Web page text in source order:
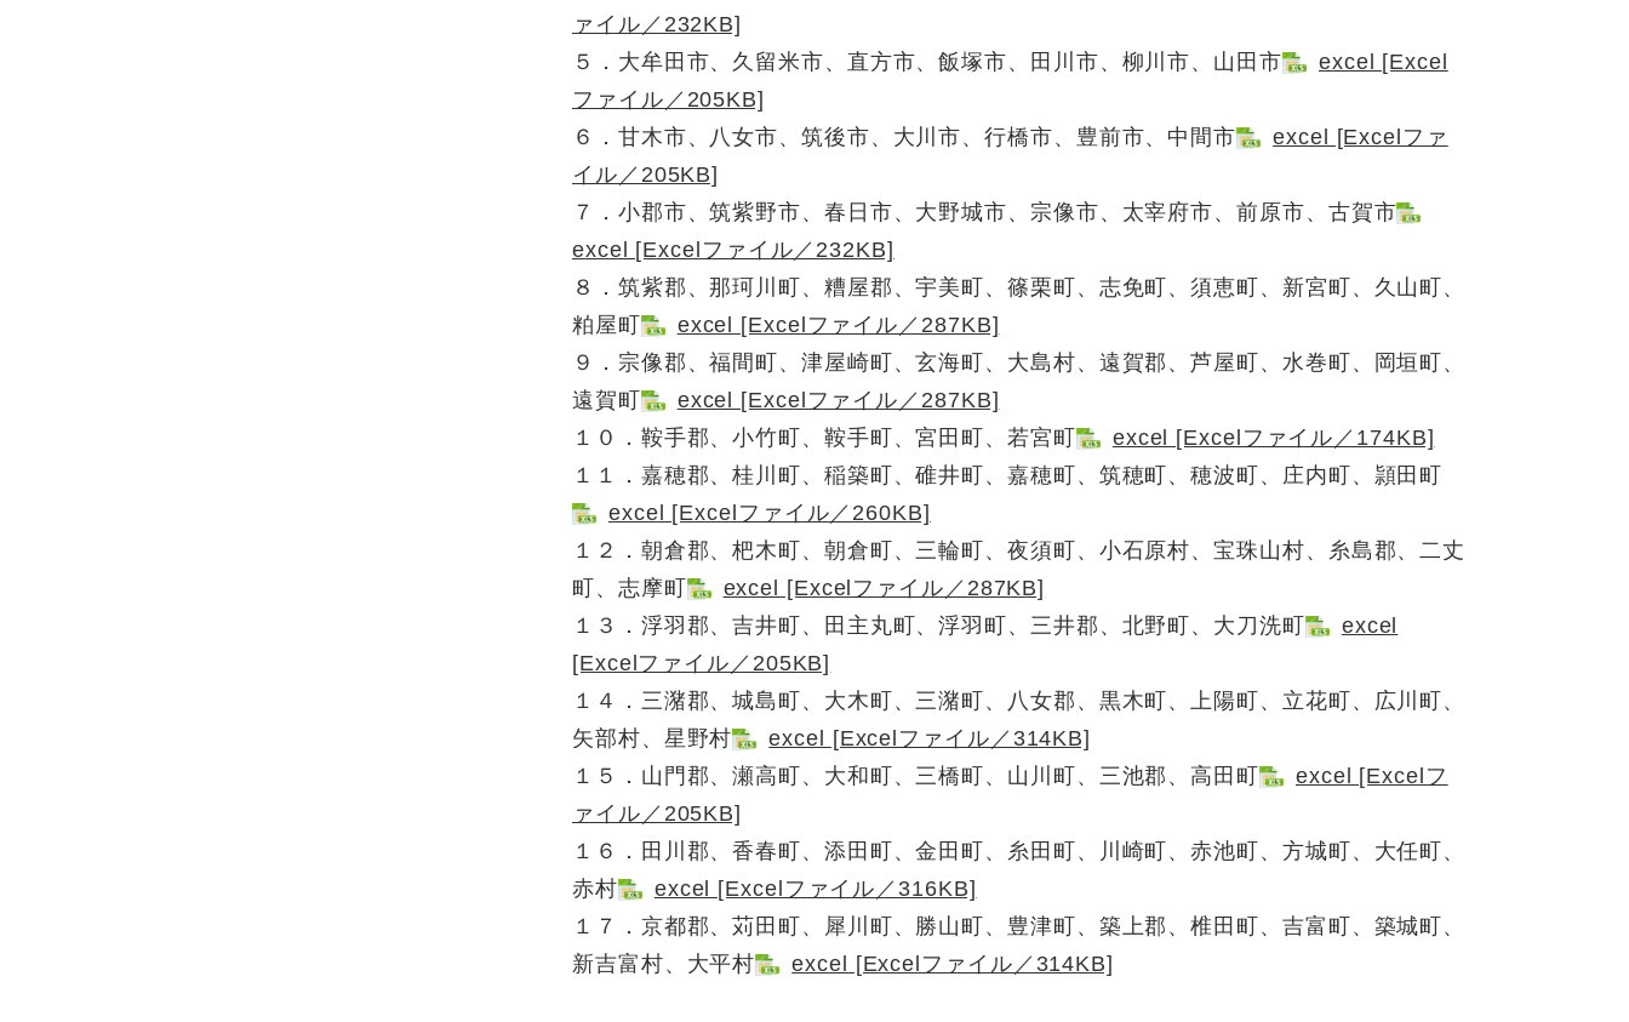
ァイル／232KB]
５．大牟田市、久留米市、直方市、飯塚市、田川市、柳川市、山田市
excel [Excel
ファイル／205KB]
６．甘木市、八女市、筑後市、大川市、行橋市、豊前市、中間市
excel [Excelファ
イル／205KB]
７．小郡市、筑紫野市、春日市、大野城市、宗像市、太宰府市、前原市、古賀市
excel [Excelファイル／232KB]
​８．筑紫郡、那珂川町、糟屋郡、宇美町、篠栗町、志免町、須恵町、新宮町、久山町、
粕屋町
excel [Excelファイル／287KB]
９．宗像郡、福間町、津屋崎町、玄海町、大島村、遠賀郡、芦屋町、水巻町、岡垣町、
遠賀町
excel [Excelファイル／287KB]
１０．鞍手郡、小竹町、鞍手町、宮田町、若宮町
excel [Excelファイル／174KB]
１１．嘉穂郡、桂川町、稲築町、碓井町、嘉穂町、筑穂町、穂波町、庄内町、頴田町
excel [Excelファイル／260KB]
１２．朝倉郡、杷木町、朝倉町、三輪町、夜須町、小石原村、宝珠山村、糸島郡、二丈
町、志摩町
excel [Excelファイル／287KB]
１３．浮羽郡、吉井町、田主丸町、浮羽町、三井郡、北野町、大刀洗町
excel
[Excelファイル／205KB]
１４．三潴郡、城島町、大木町、三潴町、八女郡、黒木町、上陽町、立花町、広川町、
矢部村、星野村
excel [Excelファイル／314KB]
１５．山門郡、瀬高町、大和町、三橋町、山川町、三池郡、高田町
excel [Excelフ
ァイル／205KB]
１６．田川郡、香春町、添田町、金田町、糸田町、川崎町、赤池町、方城町、大任町、
赤村
excel [Excelファイル／316KB]
１７．京都郡、苅田町、犀川町、勝山町、豊津町、築上郡、椎田町、吉富町、築城町、
新吉富村、大平村
excel [Excelファイル／314KB]